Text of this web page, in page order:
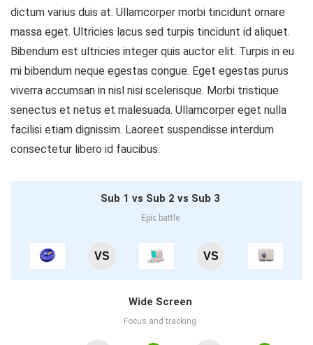
dictum varius duis at. Ullamcorper morbi tincidunt ornare
massa eget. Ultricies lacus sed turpis tincidunt id aliquet.
Bibendum est ultricies integer quis auctor elit. Turpis in eu
mi bibendum neque egestas congue. Eget egestas purus
viverra accumsan in nisl nisi scelerisque. Morbi tristique
senectus et netus et malesuada. Ullamcorper eget nulla
facilisi etiam dignissim. Laoreet suspendisse interdum
consectetur libero id faucibus.
Sub 1 vs Sub 2 vs Sub 3
Epic battle
VS VS
Wide Screen
Focus and tracking